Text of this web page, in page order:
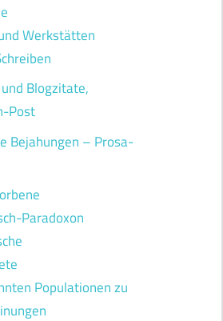
Werkstätten
Blogzitate,
Post
Bejahungen – Prosa-
Paradoxon
Populationen zu